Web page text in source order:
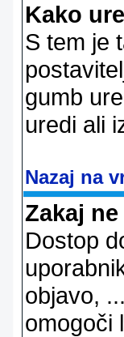
Kako
S tem je
gumb
uredi ali
Nazaj na
Zakaj
Dostop
objavo,
omogoči